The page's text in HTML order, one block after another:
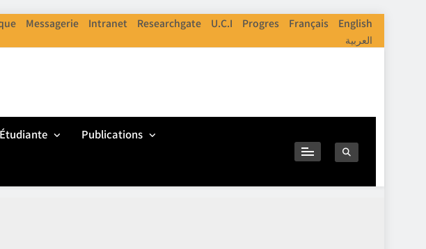
Messagerie Intranet Researchgate U.C.I Progres Français
English
العربية
Publications